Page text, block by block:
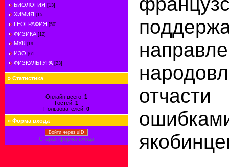
БИОЛОГИЯ [13]
ХИМИЯ [15]
ГЕОГРАФИЯ [50]
ФИЗИКА [12]
МХК [19]
ИЗО [61]
ФИЗКУЛЬТУРА [23]
» Статистика
Онлайн всего: 1
Гостей: 1
Пользователей: 0
» Форма входа
Войти через uID
Старая форма входа